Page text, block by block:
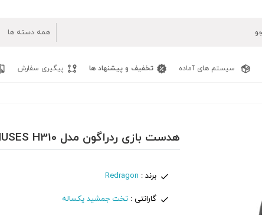
سیستم های آماده تخفیف و پیشنهاد ها پیگیری سفارش
هدست بازی ردراگون مدل MUSES H310
برند : Redragon
گارانتی : تخت جمشید یکساله